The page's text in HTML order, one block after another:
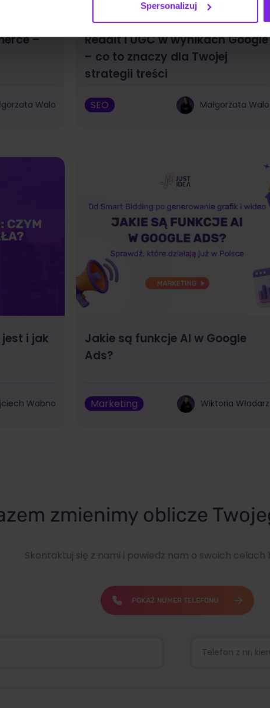
Spersonalizuj
–
Walo
Reddit i UGC w wynikach Google
– co to znaczy dla Twojej
strategii treści
SEO Małgorzata Walo
i jak
Wabno
Jakie są funkcje AI w Google
Ads?
Marketing Wiktoria Władarz
zmienimy oblicze
Skontaktuj się z nami i powiedz nam o swoich celach
POKAŻ NUMER TELEFONU